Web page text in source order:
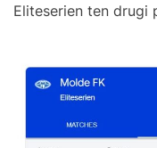
Eliteserien ten drugi